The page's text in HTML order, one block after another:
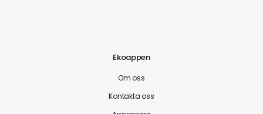
Ekoappen
Om oss
Kontakta oss